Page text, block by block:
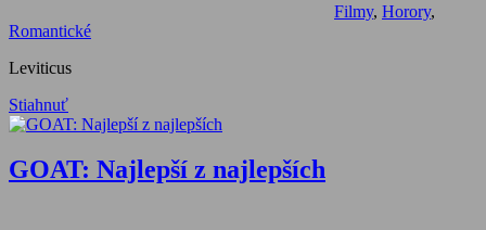
Filmy, Horory,
Romantické
Leviticus
Stiahnuť
GOAT: Najlepší z najlepších